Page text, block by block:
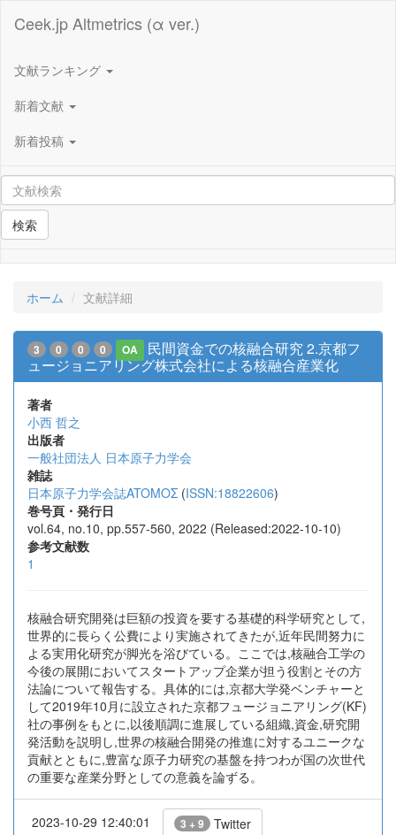
Ceek.jp Altmetrics (α ver.)
文献ランキング
新着文献
新着投稿
検索
ホーム 文献詳細
3 0 0 0 OA
民間資金での核融合研究 2.京都フ
ュージョニアリング株式会社による核融合産業化
著者
小西 哲之
出版者
一般社団法人 日本原子力学会
雑誌
日本原子力学会誌ATOMOΣ (ISSN:18822606)
巻号頁・発行日
vol.64, no.10, pp.557-560, 2022 (Released:2022-10-10)
参考文献数
1
核融合研究開発は巨額の投資を要する基礎的科学研究として,
世界的に長らく公費により実施されてきたが,近年民間努力に
よる実用化研究が脚光を浴びている。ここでは,核融合工学の
今後の展開においてスタートアップ企業が担う役割とその方
法論について報告する。具体的には,京都大学発ベンチャーと
して2019年10月に設立された京都フュージョニアリング(KF)
社の事例をもとに,以後順調に進展している組織,資金,研究開
発活動を説明し,世界の核融合開発の推進に対するユニークな
貢献とともに,豊富な原子力研究の基盤を持つわが国の次世代
の重要な産業分野としての意義を論ずる。
2023-10-29 12:40:01 3 + 9 Twitter